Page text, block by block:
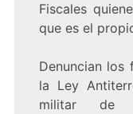
Fiscales
que es el
Denuncian los
la Ley
militar de